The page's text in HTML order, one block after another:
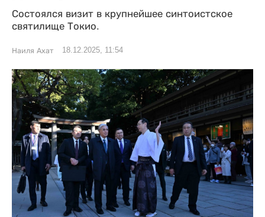
Состоялся визит в крупнейшее синтоистское
святилище Токио.
Наиля Ахат 18.12.2025, 11:54